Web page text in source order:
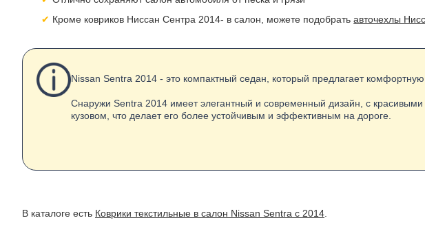
Кроме ковриков Ниссан Сентра 2014- в салон, можете подобратьавточехлы
Nissan Sentra 2014 - это компактный седан, который предлагает
Снаружи Sentra 2014 имеет элегантный и современный дизайн, с
кузовом, что делает его более устойчивым и эффективным на дороге.
В каталоге есть Коврики текстильные в салон Nissan Sentra с 2014